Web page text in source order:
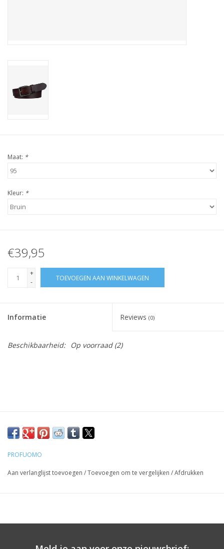
Maat: *
Kleur: *
€39,95
+
-
TOEVOEGEN AAN WINKELWAGEN
Informatie Reviews (0)
Beschikbaarheid: Op voorraad(2)
PROFUOMO
Aan verlanglijst toevoegen /Toevoegen om te vergelijken /Afdrukken